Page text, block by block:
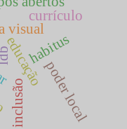
educação
visual
inclusão
habitus
poder local
currículo